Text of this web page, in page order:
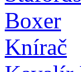
Boxer
Knírač